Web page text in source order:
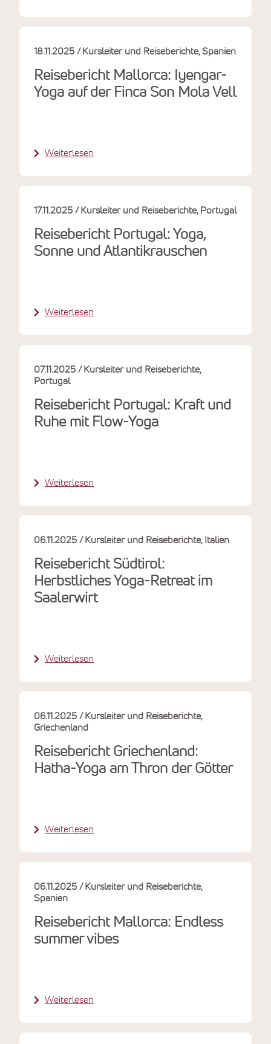
Reisebericht Mallorca: Iyengar-
Yoga auf der Finca Son Mola Vell
18.11.2025 Kursleiter und Reiseberichte Spanien
Weiterlesen
Reisebericht Portugal: Yoga,
Sonne und Atlantikrauschen
17.11.2025 Kursleiter und Reiseberichte Portugal
Weiterlesen
Reisebericht Portugal: Kraft und
Ruhe mit Flow-Yoga
07.11.2025
Kursleiter und Reiseberichte
Portugal
Weiterlesen
Reisebericht Südtirol:
Herbstliches Yoga-Retreat im
Saalerwirt
06.11.2025 Kursleiter und Reiseberichte Italien
Weiterlesen
Reisebericht Griechenland:
Hatha-Yoga am Thron der Götter
06.11.2025
Kursleiter und Reiseberichte
Griechenland
Weiterlesen
Reisebericht Mallorca: Endless
summer vibes
06.11.2025
Kursleiter und Reiseberichte
Spanien
Weiterlesen